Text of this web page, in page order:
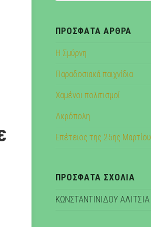
ΠΡΌΣΦΑΤΑ ΆΡΘΡΑ
Η Σμύρνη
Παραδοσιακά παιχνίδια
Χαμένοι πολιτισμοί
Ακρόπολη
Επέτειος της 25ης Μαρτίου
ΠΡΌΣΦΑΤΑ ΣΧΌΛΙΑ
ΚΩΝΣΤΑΝΤΙΝΙΔΟΥ ΑΛΙΤΣΙΑ